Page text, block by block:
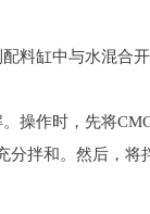
缸中与水混合开
作时，先将
拌和。然后，